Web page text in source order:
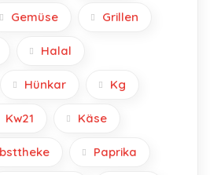
Gemüse Grillen
Halal
Hünkar Kg
Kw21 Käse
Paprika